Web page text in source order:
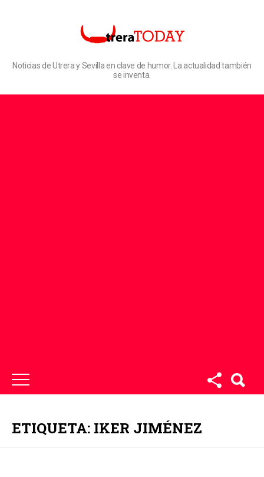
Noticias de Utrera y Sevilla en clave de humor. La actualidad también
se inventa.
ETIQUETA: IKER JIMÉNEZ